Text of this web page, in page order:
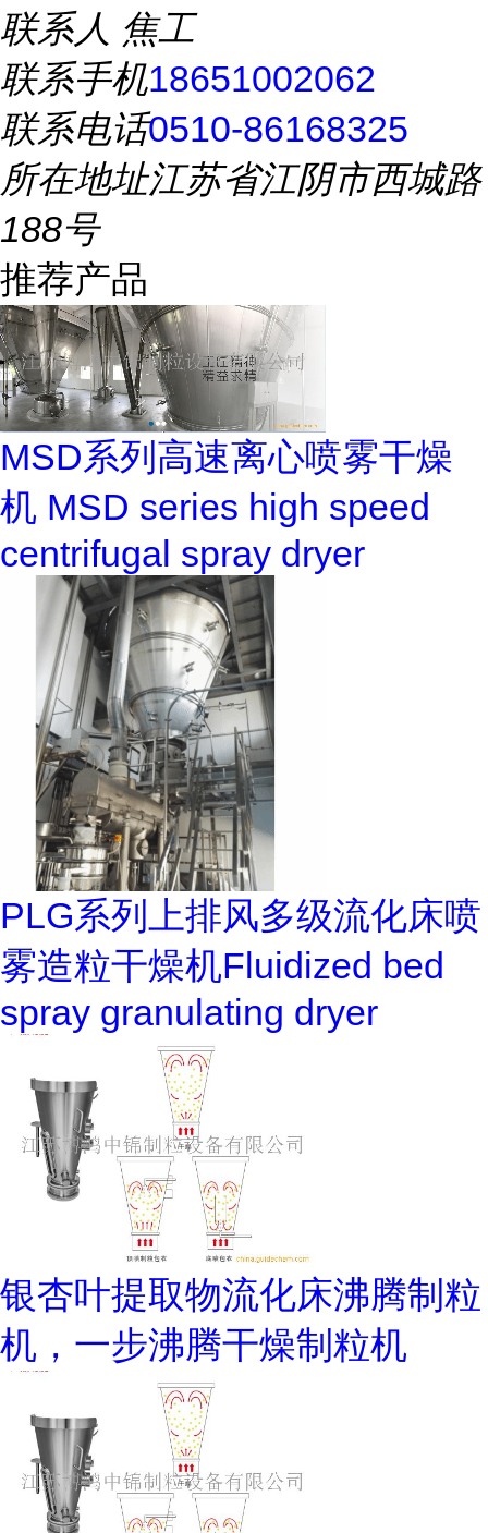
联系人 焦工
联系手机18651002062
联系电话0510-86168325
所在地址江苏省江阴市西城路
188号
推荐产品
MSD系列高速离心喷雾干燥
机 MSD series high speed
centrifugal spray dryer
PLG系列上排风多级流化床喷
雾造粒干燥机Fluidized bed
spray granulating dryer
银杏叶提取物流化床沸腾制粒
机，一步沸腾干燥制粒机